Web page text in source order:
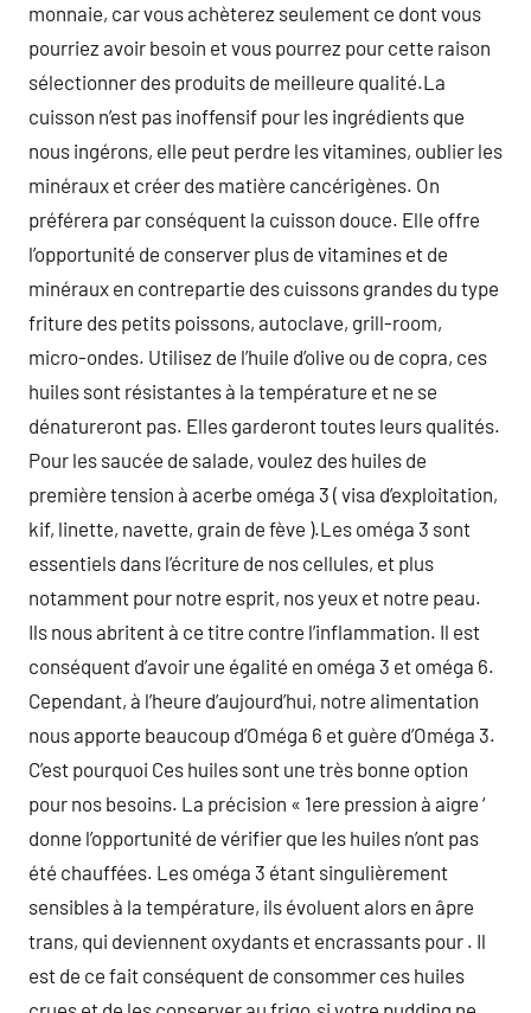
monnaie, car vous achèterez seulement ce dont vous
pourriez avoir besoin et vous pourrez pour cette raison
sélectionner des produits de meilleure qualité.La
cuisson n’est pas inoffensif pour les ingrédients que
nous ingérons, elle peut perdre les vitamines, oublier les
minéraux et créer des matière cancérigènes. On
préférera par conséquent la cuisson douce. Elle offre
l’opportunité de conserver plus de vitamines et de
minéraux en contrepartie des cuissons grandes du type
friture des petits poissons, autoclave, grill-room,
micro-ondes. Utilisez de l’huile d’olive ou de copra, ces
huiles sont résistantes à la température et ne se
dénatureront pas. Elles garderont toutes leurs qualités.
Pour les saucée de salade, voulez des huiles de
première tension à acerbe oméga 3 ( visa d’exploitation,
kif, linette, navette, grain de fève ).Les oméga 3 sont
essentiels dans l’écriture de nos cellules, et plus
notamment pour notre esprit, nos yeux et notre peau.
Ils nous abritent à ce titre contre l’inflammation. Il est
conséquent d’avoir une égalité en oméga 3 et oméga 6.
Cependant, à l’heure d’aujourd’hui, notre alimentation
nous apporte beaucoup d’Oméga 6 et guère d’Oméga 3.
C’est pourquoi Ces huiles sont une très bonne option
pour nos besoins. La précision « 1ere pression à aigre ‘
donne l’opportunité de vérifier que les huiles n’ont pas
été chauffées. Les oméga 3 étant singulièrement
sensibles à la température, ils évoluent alors en âpre
trans, qui deviennent oxydants et encrassants pour . Il
est de ce fait conséquent de consommer ces huiles